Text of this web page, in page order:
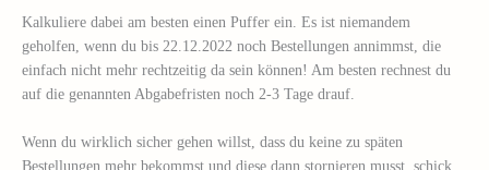
Kalkuliere dabei am besten einen Puffer ein. Es ist niemandem
geholfen, wenn du bis 22.12.2022 noch Bestellungen annimmst, die
einfach nicht mehr rechtzeitig da sein können! Am besten rechnest du
auf die genannten Abgabefristen noch 2-3 Tage drauf.
Wenn du wirklich sicher gehen willst, dass du keine zu späten
Bestellungen mehr bekommst und diese dann stornieren musst, schick